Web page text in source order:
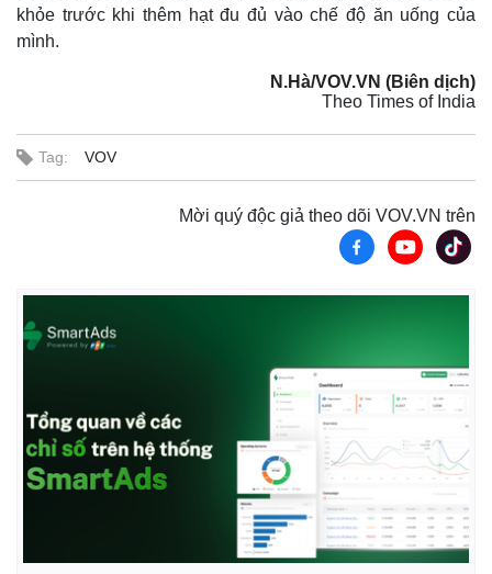
khỏe trước khi thêm hạt đu đủ vào chế độ ăn uống của
mình.
N.Hà/VOV.VN (Biên dịch)
Theo Times of India
Tag: VOV
Mời quý độc giả theo dõi VOV.VN trên